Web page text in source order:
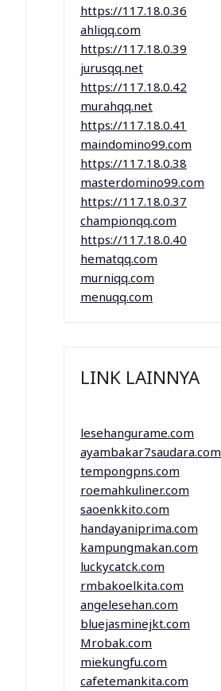
https://117.18.0.36
ahliqq.com
https://117.18.0.39
jurusqq.net
https://117.18.0.42
murahqq.net
https://117.18.0.41
maindomino99.com
https://117.18.0.38
masterdomino99.com
https://117.18.0.37
championqq.com
https://117.18.0.40
hematqq.com
murniqq.com
menuqq.com
LINK LAINNYA
lesehangurame.com
ayambakar7saudara.com
tempongpns.com
roemahkuliner.com
saoenkkito.com
handayaniprima.com
kampungmakan.com
luckycatck.com
rmbakoelkita.com
angelesehan.com
bluejasminejkt.com
Mrobak.com
miekungfu.com
cafetemankita.com